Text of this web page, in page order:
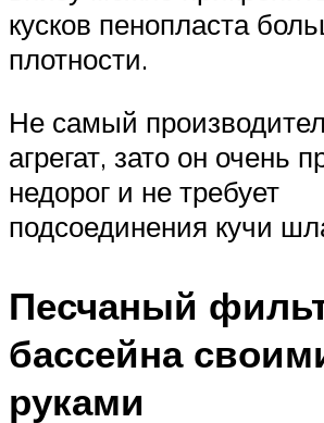
кусков пенопласта
плотности.
Не самый
агрегат, зато он очень
недорог и не требует
подсоединения кучи
Песчаный
бассейна
руками